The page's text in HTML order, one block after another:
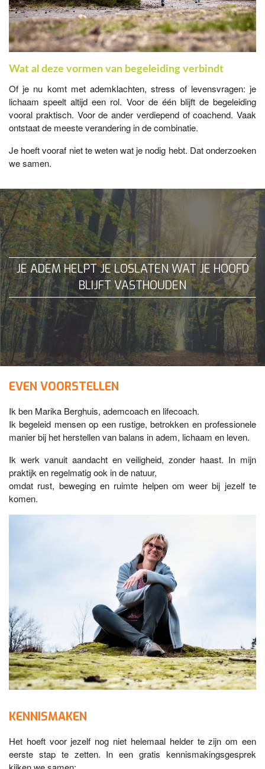
Wat al deze vormen van begeleiding verbindt
Of je nu komt met ademklachten, stress of levensvragen: je
lichaam speelt altijd een rol. Voor de één blijft de begeleiding
vooral praktisch. Voor de ander verdiepend of coachend. Vaak
ontstaat de meeste verandering in de combinatie.
Je hoeft vooraf niet te weten wat je nodig hebt. Dat onderzoeken
we samen.
JE ADEM HELPT JE LOSLATEN WAT JE HOOFD
BLIJFT VASTHOUDEN
EVEN VOORSTELLEN
Ik ben Marika Berghuis, ademcoach en lifecoach.
Ik begeleid mensen op een rustige, betrokken en professionele
manier bij het herstellen van balans in adem, lichaam en leven.
Ik werk vanuit aandacht en veiligheid, zonder haast. In mijn
praktijk en regelmatig ook in de natuur,
omdat rust, beweging en ruimte helpen om weer bij jezelf te
komen.
KENNISMAKEN
Het hoeft voor jezelf nog niet helemaal helder te zijn om een
eerste stap te zetten. In een gratis kennismakingsgesprek